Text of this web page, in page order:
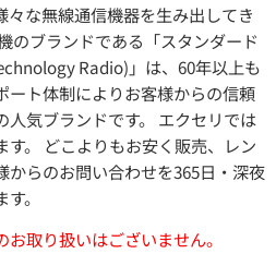
な無線通信機器を生み出してき
のブランドである「スタンダード
Radio)」は、60年以上も
ート体制によりお客様からの信頼
気ブランドです。 エクセリでは
。 どこよりもお安く販売、レン
からのお問い合わせを365日・深夜
。
取り扱いはございません。